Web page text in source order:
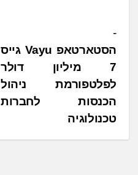
נ
י
ו
ו
ט
הסטארטאפ Vayu גייס
7 מיליון דולר
לפלטפורמת ניהול
הכנסות לחברות
טכנולוגיה